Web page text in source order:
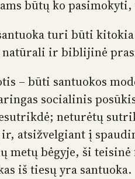
būtų ko
turi būti
natūrali ir biblijinė
– būti santuokos
socialinis
neturėtų
atsižvelgiant į
metų bėgyje, ši
iš tiesų yra santuoka.